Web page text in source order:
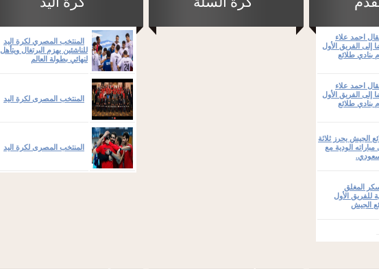
احمد علاء
إلى الفريق الأول
بنادي طلائع
احمد علاء
إلى الفريق الأول
بنادي طلائع
الجيش يحرز ثلاثة
الودية مع
المغلق
للفريق الأول
الجيش
المنتخب المصري لكرة اليد
للناشئين يهزم البرتغال ويتأهل
لنهائي بطولة العالم
المنتخب المصرى لكرة اليد
المنتخب المصرى لكرة اليد